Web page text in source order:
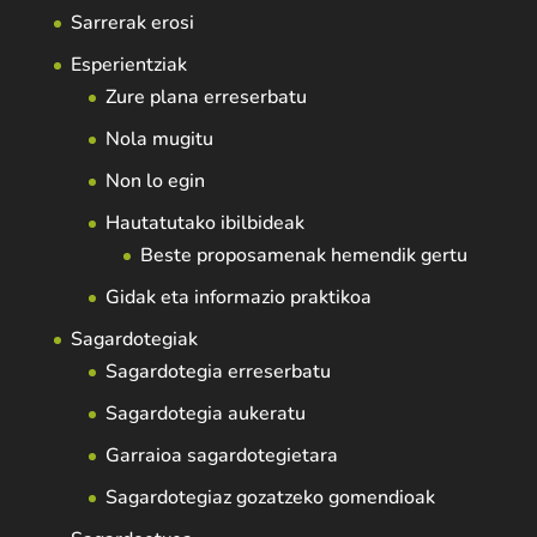
Sarrerak erosi
Esperientziak
Zure plana erreserbatu
Nola mugitu
Non lo egin
Hautatutako ibilbideak
Beste proposamenak hemendik gertu
Gidak eta informazio praktikoa
Sagardotegiak
Sagardotegia erreserbatu
Sagardotegia aukeratu
Garraioa sagardotegietara
Sagardotegiaz gozatzeko gomendioak